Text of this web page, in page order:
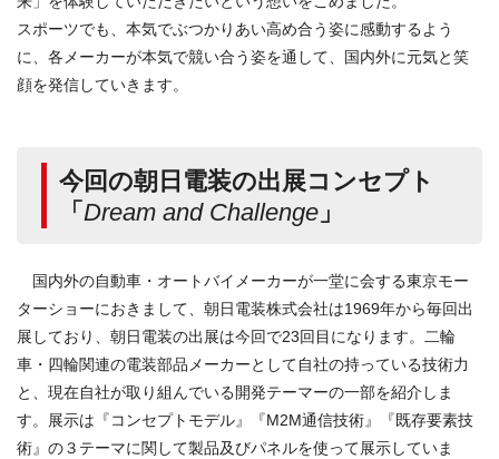
スポーツでも、本気でぶつかりあい高め合う姿に感動するよう
に、各メーカーが本気で競い合う姿を通して、国内外に元気と笑
顔を発信していきます。
今回の朝日電装の出展コンセプト
「 Dream and Challenge 」
国内外の自動車・オートバイメーカーが一堂に会する東京モー
ターショーにおきまして、朝日電装株式会社は1969年から毎回出
展しており、朝日電装の出展は今回で23回目になります。二輪
車・四輪関連の電装部品メーカーとして自社の持っている技術力
と、現在自社が取り組んでいる開発テーマーの一部を紹介しま
す。展示は『コンセプトモデル』『M2M通信技術』『既存要素技
術』の３テーマに関して製品及びパネルを使って展示していま